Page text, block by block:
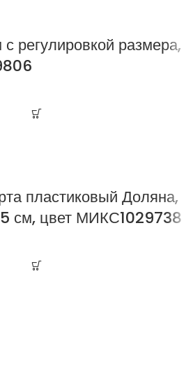
регулировкой размера,
пластиковый Доляна,
см, цвет МИКС1029738